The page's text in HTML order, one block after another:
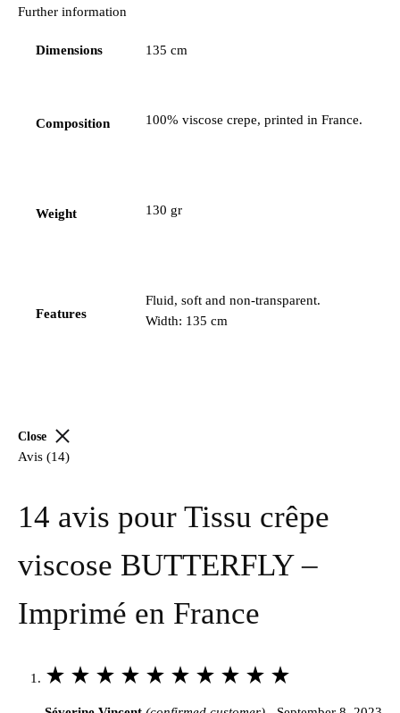
Further information
Dimensions 135 cm
Composition 100% viscose crepe, printed in France.
Weight 130 gr
Features
Fluid, soft and non-transparent.
Width: 135 cm
Close
Avis (14)
14 avis pour Tissu crêpe
viscose BUTTERFLY –
Imprimé en France